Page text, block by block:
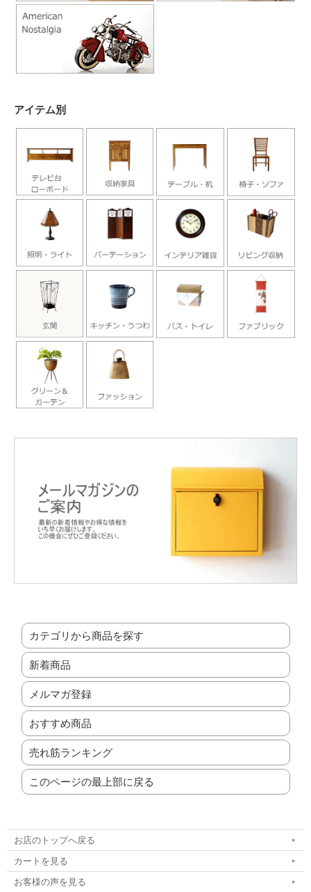
アイテム別
カテゴリから商品を探す
新着商品
メルマガ登録
おすすめ商品
売れ筋ランキング
このページの最上部に戻る
お店のトップへ戻る
カートを見る
お客様の声を見る